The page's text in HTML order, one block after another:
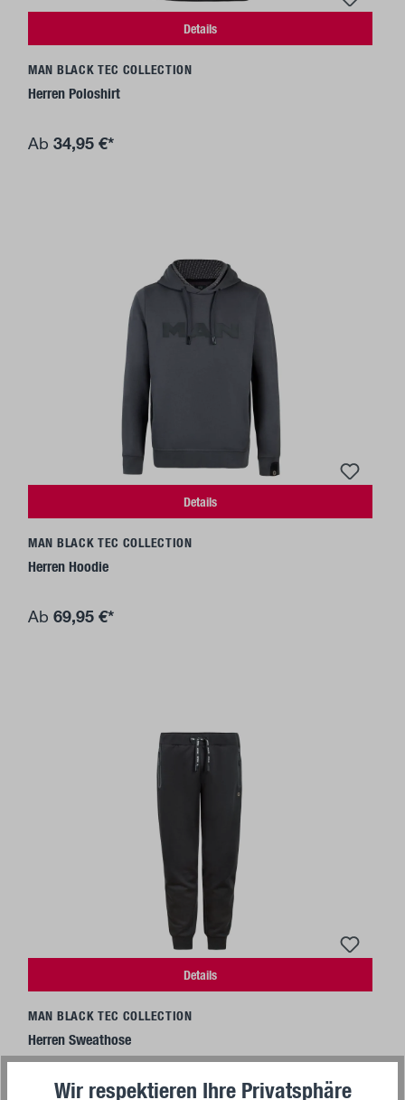
Details
MAN BLACK TEC COLLECTION
Herren Poloshirt
Ab 34,95 €*
Details
MAN BLACK TEC COLLECTION
Herren Hoodie
Ab 69,95 €*
Details
MAN BLACK TEC COLLECTION
Herren Sweathose
39,95 €*
Wir respektieren Ihre Privatsphäre